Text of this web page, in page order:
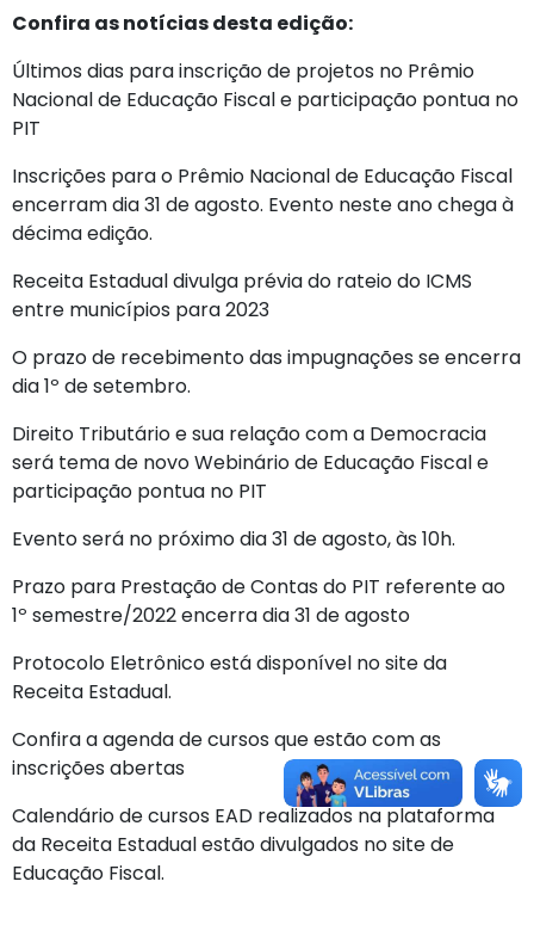
Confira as notícias desta edição:
Últimos dias para inscrição de projetos no Prêmio
Nacional de Educação Fiscal e participação pontua no
PIT
Inscrições para o Prêmio Nacional de Educação Fiscal
encerram dia 31 de agosto. Evento neste ano chega à
décima edição.
Receita Estadual divulga prévia do rateio do ICMS
entre municípios para 2023
O prazo de recebimento das impugnações se encerra
dia 1º de setembro.
Direito Tributário e sua relação com a Democracia
será tema de novo Webinário de Educação Fiscal e
participação pontua no PIT
Evento será no próximo dia 31 de agosto, às 10h.
Prazo para Prestação de Contas do PIT referente ao
1º semestre/2022 encerra dia 31 de agosto
Protocolo Eletrônico está disponível no site da
Receita Estadual.
Confira a agenda de cursos que estão com as
inscrições abertas
Calendário de cursos EAD realizados na plataforma
da Receita Estadual estão divulgados no site de
Educação Fiscal.